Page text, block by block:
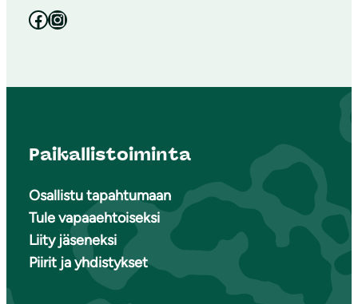
Facebook Instagram
Paikallistoiminta
Osallistu tapahtumaan
Tule vapaaehtoiseksi
Liity jäseneksi
Piirit ja yhdistykset